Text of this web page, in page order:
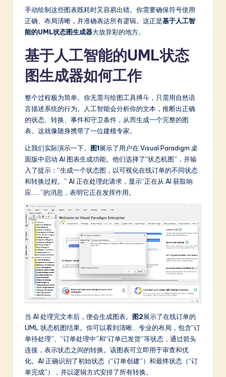
In
ti
o
手动绘制这些图表既耗时又容易出错。你需要确保符号使用
正确、布局清晰，并准确表达所有逻辑。这正是基于人工智
能的UML状态图生成器大放异彩的地方。
基于人工智能的UML状态
图生成器如何工作
整个过程极为简单。你无需与绘图工具搏斗，只需用自然语
言描述系统的行为。人工智能会分析你的文本，推断出正确
的状态、转换、事件和守卫条件，从而生成一个完整的图
表。这就像随身携带了一位建模专家。
让我们实际演示一下。 图1展示了用户在 Visual Paradigm 桌
面版中启动 AI 图表生成功能。他们选择了“状态机图”，并输
入了提示：“生成一个状态图，以可视化在线订单的不同状态
和转换过程。” AI 正在处理此请求，显示“正在从 AI 获取响
应……”的消息，表明它正在发挥作用。
当 AI 处理完文本后，便会生成图表。 图2展示了在线订单的
UML 状态机图结果。你可以看到清晰、专业的布局，包含“订
单待处理”、“订单处理中”和“订单已发货”等状态，通过箭头
连接，表示状态之间的转换。该图表可立即用于审查和优
化。AI 正确识别了初始状态（“订单创建”）和最终状态（“订
单完成”），并以逻辑方式安排了所有转换。